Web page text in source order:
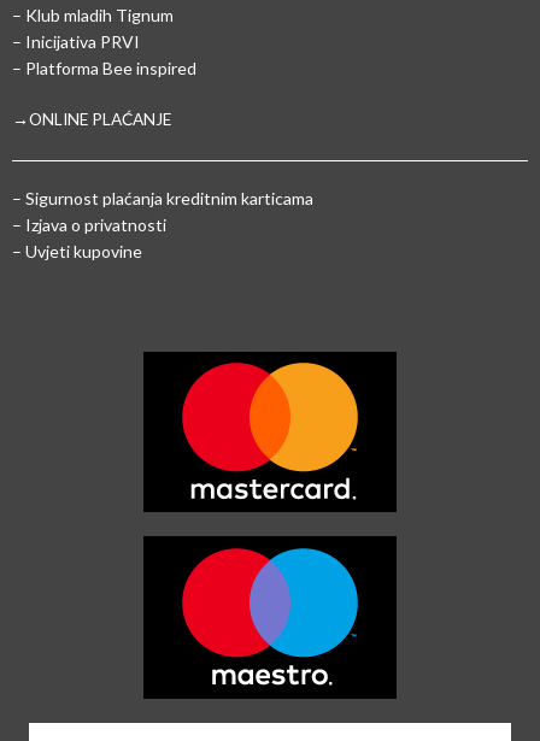
– Klub mladih Tignum
– Inicijativa PRVI
– Platforma Bee inspired
→ONLINE PLAĆANJE
– Sigurnost plaćanja kreditnim karticama
– Izjava o privatnosti
– Uvjeti kupovine